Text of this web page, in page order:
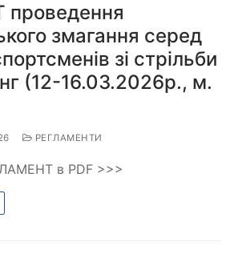
змагання серед
зі стрільби
(12-16.03.2026р., м.
РЕГЛАМЕНТИ
в PDF >>>